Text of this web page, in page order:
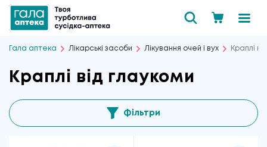
Гала аптека Лікарські засоби Лікування очей і вух Краплі
Краплі від глаукоми
Фільтри